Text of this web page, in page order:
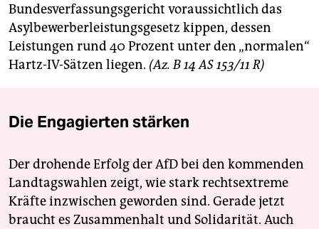
Bundesverfassungsgericht voraussichtlich das
Asylbewerberleistungsgesetz kippen, dessen
Leistungen rund 40 Prozent unter den „normalen“
Hartz-IV-Sätzen liegen. (Az. B 14 AS 153/11 R)
Die Engagierten stärken
Der drohende Erfolg der AfD bei den kommenden
Landtagswahlen zeigt, wie stark rechtsextreme
Kräfte inzwischen geworden sind. Gerade jetzt
braucht es Zusammenhalt und Solidarität. Auch